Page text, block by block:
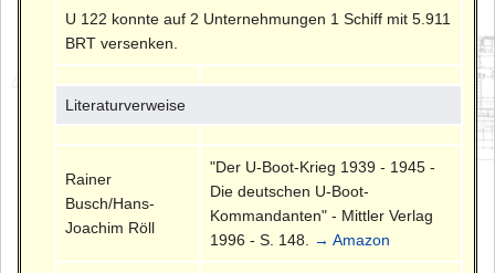
U 122 konnte auf 2 Unternehmungen 1 Schiff mit 5.911
BRT versenken.
Literaturverweise
Rainer
Busch/Hans-
Joachim Röll
"Der U-Boot-Krieg 1939 - 1945 -
Die deutschen U-Boot-
Kommandanten" - Mittler Verlag
1996 - S. 148.
→ Amazon